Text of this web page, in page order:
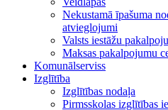
Nekustamā īpašuma
atvieglojumi
Valsts iestāžu
Maksas pakalpojumu
Komunālserviss
Izglītība
Izglītības nodaļa
Pirmsskolas izglītības